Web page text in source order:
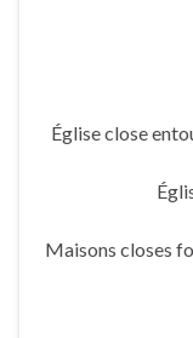
Église close
Maisons closes